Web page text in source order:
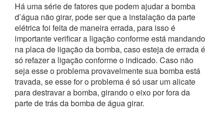
Há uma série de fatores que podem ajudar a bomba
d’água não girar, pode ser que a instalação da parte
elétrica foi feita de maneira errada, para isso é
importante verificar a ligação conforme está mandando
na placa de ligação da bomba, caso esteja de errada é
só refazer a ligação conforme o indicado. Caso não
seja esse o problema provavelmente sua bomba está
travada, se esse for o problema é só usar um alicate
para destravar a bomba, girando o eixo por fora da
parte de trás da bomba de água girar.